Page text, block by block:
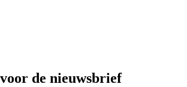
de nieuwsbrief